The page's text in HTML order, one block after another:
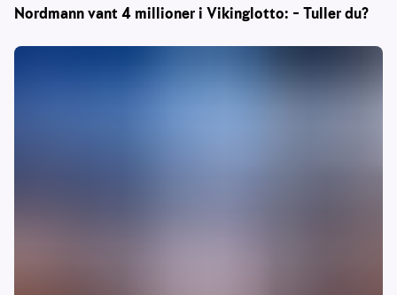
Nordmann vant 4 millioner i Vikinglotto: – Tuller du?